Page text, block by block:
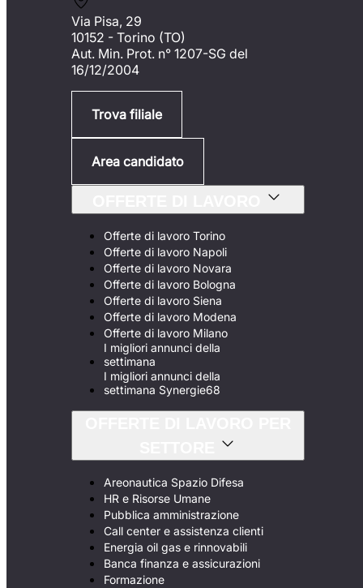
Via Pisa, 29
10152 - Torino (TO)
Aut. Min. Prot. n° 1207-SG del
16/12/2004
Trova filiale
Area candidato
Offerte di lavoro Torino
Offerte di lavoro Napoli
Offerte di lavoro Novara
Offerte di lavoro Bologna
Offerte di lavoro Siena
Offerte di lavoro Modena
Offerte di lavoro Milano
I migliori annunci della
settimana
I migliori annunci della
settimana Synergie68
Areonautica Spazio Difesa
HR e Risorse Umane
Pubblica amministrazione
Call center e assistenza clienti
Energia oil gas e rinnovabili
Banca finanza e assicurazioni
Formazione